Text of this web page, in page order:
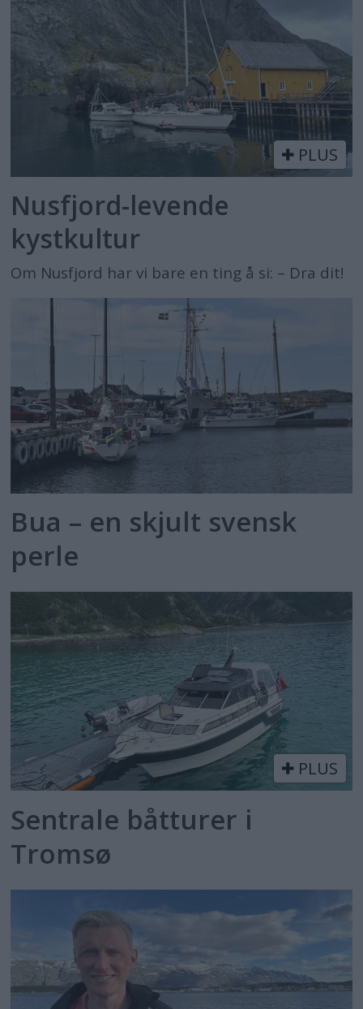
PLUS
Nusfjord-levende
kystkultur
Om Nusfjord har vi bare en ting å si: – Dra dit!
Bua – en skjult svensk
perle
PLUS
Sentrale båtturer i
Tromsø